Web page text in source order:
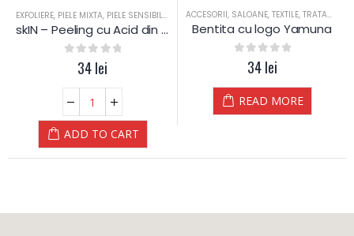
PROBLEME PIELE,SKIN,TEN DESHIDRATAT,TEN SEBOREIC GRAS,TEN SEBOREIC USCAT,
EXFOLIERE, PIELE MIXTA, PIELE SENSIBILA PIELE USCATA, SKIN,TEN DESHIDRATAT,TEN
skIN – Peeling cu Acid din Fructe – Yamuna
out of 5
34lei
ADD TO CART
ACCESORII, SALOANE, TEXTILE, TRATAMENT CORPORAL
Bentita cu logo Yamuna
out of 5
34lei
READ MORE